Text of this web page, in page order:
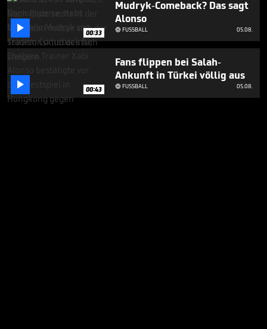
 00:33
Mudryk-Comeback? Das sagt
Alonso
FUSSBALL 05.08.
 00:43
Fans flippen bei Salah-
Ankunft in Türkei völlig aus
FUSSBALL 05.08.